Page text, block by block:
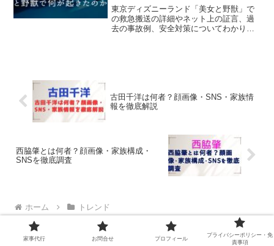
東京ディズニーランド「美女と野獣」で
の救急搬送の詳細やネット上の証言、過
去の事故例、安全対策についてわかりや
古田千洋は何者？顔画像・SNS・家族情
報を徹底解説
西脇肇とは何者？顔画像・家族構成・
SNSを徹底調査
ホーム トレンド
家事代行 お問合せ プロフィール
プライバシーポリシー・免
責事項